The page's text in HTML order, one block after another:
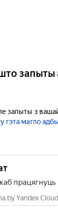
запыты
запыты з
гэта магло
працягнуць
by Yandex Cloud